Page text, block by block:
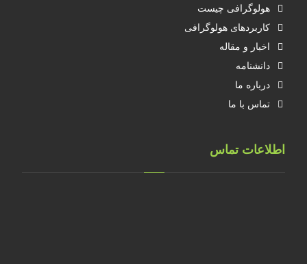
هولوگرافی چیست
کاربردهای هولوگرافی
اخبار و مقاله
دانشنامه
درباره ما
تماس با ما
اطلاعات تماس